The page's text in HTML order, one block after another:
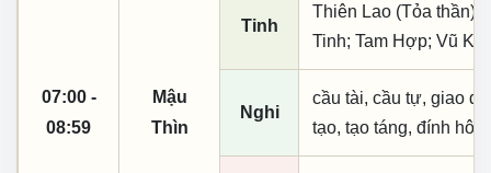
07:00 -
08:59
Mậu
Thìn
Tinh
Thiên Lao (Tỏa thần);
Tinh; Tam Hợp; Vũ
Nghi
cầu tài, cầu tự, giao
tạo, tạo táng, đính hôn